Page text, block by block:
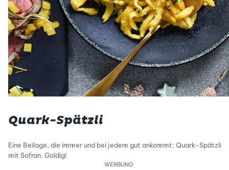
Quark-Spätzli
Eine Beilage, die immer und bei jedem gut ankommt: Quark-Spätzli
mit Safran. Goldig!
WERBUNG